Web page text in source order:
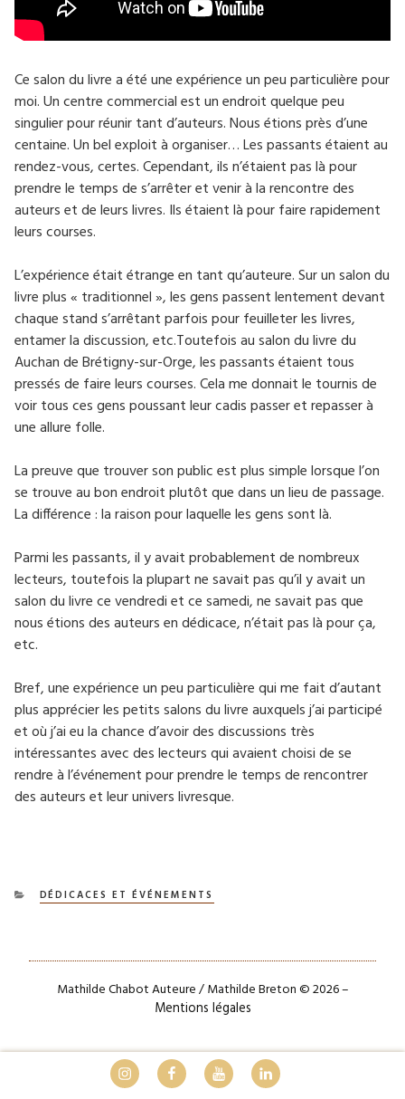
InstagramFacebookYoutubeLinkedIn
Ce salon du livre a été une expérience un peu particulière pour
moi. Un centre commercial est un endroit quelque peu
singulier pour réunir tant d’auteurs. Nous étions près d’une
centaine. Un bel exploit à organiser… Les passants étaient au
rendez-vous, certes. Cependant, ils n’étaient pas là pour
prendre le temps de s’arrêter et venir à la rencontre des
auteurs et de leurs livres. Ils étaient là pour faire rapidement
leurs courses.
L’expérience était étrange en tant qu’auteure. Sur un salon du
livre plus « traditionnel », les gens passent lentement devant
chaque stand s’arrêtant parfois pour feuilleter les livres,
entamer la discussion, etc.Toutefois au salon du livre du
Auchan de Brétigny-sur-Orge, les passants étaient tous
pressés de faire leurs courses. Cela me donnait le tournis de
voir tous ces gens poussant leur cadis passer et repasser à
une allure folle.
La preuve que trouver son public est plus simple lorsque l’on
se trouve au bon endroit plutôt que dans un lieu de passage.
La différence : la raison pour laquelle les gens sont là.
Parmi les passants, il y avait probablement de nombreux
lecteurs, toutefois la plupart ne savait pas qu’il y avait un
salon du livre ce vendredi et ce samedi, ne savait pas que
nous étions des auteurs en dédicace, n’était pas là pour ça,
etc.
Bref, une expérience un peu particulière qui me fait d’autant
plus apprécier les petits salons du livre auxquels j’ai participé
et où j’ai eu la chance d’avoir des discussions très
intéressantes avec des lecteurs qui avaient choisi de se
rendre à l’événement pour prendre le temps de rencontrer
des auteurs et leur univers livresque.
CATÉGORIES
DÉDICACES ET ÉVÉNEMENTS
Mathilde Chabot Auteure / Mathilde Breton © 2026 –
Mentions légales